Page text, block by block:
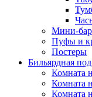
Мини-
Пуфы и
Постеры
Бильярдная
Комната
Комната
Комната